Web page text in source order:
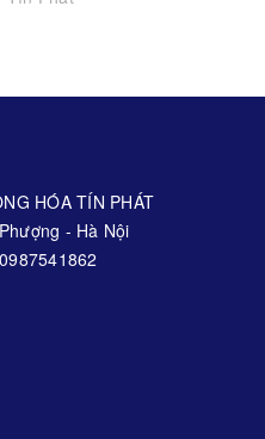
HÓA TÍN PHÁT
- Hà Nội